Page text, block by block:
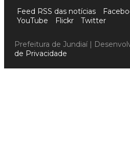
Feed RSS das notícias
YouTube
Flickr Twitter
Prefeitura de Jundiaí |
de Privacidade